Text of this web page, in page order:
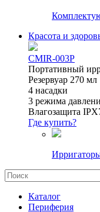
Красота и
CMIR-003P
Портативный
Резервуар 270 мл
4 насадки
3 режима
Влагозащита
Где купить?
Каталог
Периферия